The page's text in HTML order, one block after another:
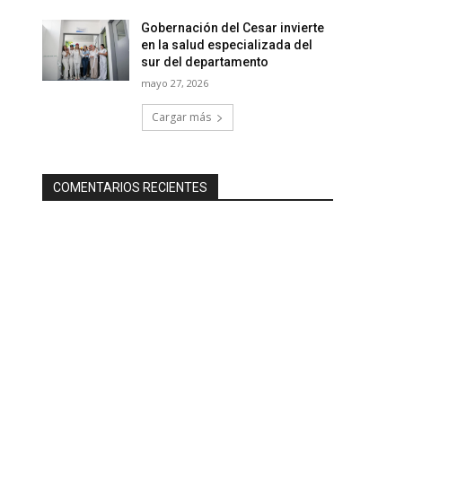
Gobernación del Cesar invierte
en la salud especializada del
sur del departamento
mayo 27, 2026
Cargar más
COMENTARIOS RECIENTES